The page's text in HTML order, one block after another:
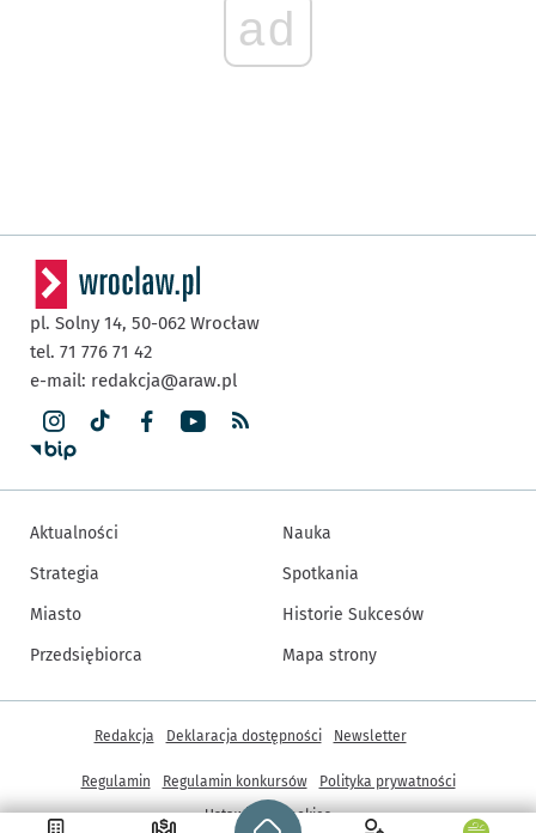
ad
Strona główna - wroclaw.pl
pl. Solny 14, 50-062 Wrocław
tel. 71 776 71 42
e-mail: redakcja@araw.pl
Aktualności
Strategia
Miasto
Przedsiębiorca
Nauka
Spotkania
Historie Sukcesów
Mapa strony
Inne informacje
Redakcja Deklaracja dostępności Newsletter
Regulamin Regulamin konkursów
Polityka prywatności
Ustawienia cookies